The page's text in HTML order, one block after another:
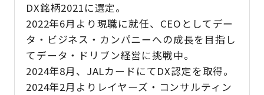
DX銘柄2021に選定。
2022年6月より現職に就任、CEOとしてデー
タ・ビジネス・カンパニーへの成長を目指し
てデータ・ドリブン経営に挑戦中。
2024年8月、JALカードにてDX認定を取得。
2024年2月よりレイヤーズ・コンサルティン